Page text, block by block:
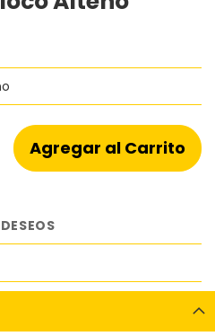
Agregar al Carrito
al
la
de
imágenes